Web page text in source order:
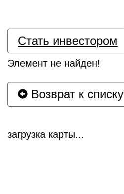
Стать инвестором
Элемент не найден!
Возврат к списку
загрузка карты...